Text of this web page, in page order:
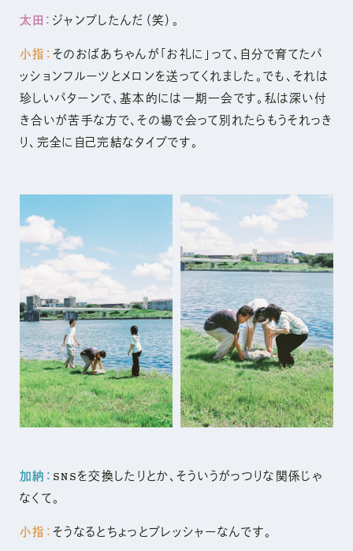
太田： ジャンプしたんだ（笑）。
小指：そのおばあちゃんが「お礼に」って、自分で育てたパ
ッションフルーツとメロンを送ってくれました。でも、それは
珍しいパターンで、基本的には一期一会です。私は深い付
き合いが苦手な方で、その場で会って別れたらもうそれっき
り、完全に自己完結なタイプです。
加納： SNSを交換したりとか、そういうがっつりな関係じゃ
なくて。
小指：そうなるとちょっとプレッシャーなんです。